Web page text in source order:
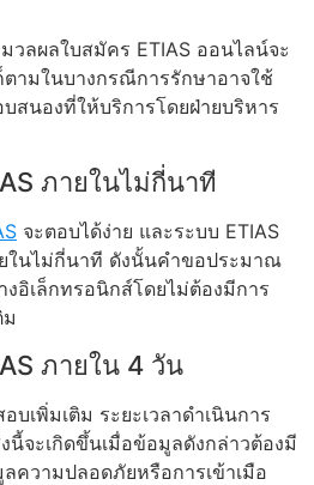
ลผลใบสมัคร ETIAS ออนไลน์จะ
ตามในบางกรณีการรักษาอาจใช้
สนองที่ให้บริการโดยฝ่ายบริหาร
ภายในไม่กี่นาที
จะตอบได้ง่าย และระบบ ETIAS
ในไม่กี่นาที ดังนั้นคำขอประมาณ
อิเล็กทรอนิกส์โดยไม่ต้องมีการ
ภายใน 4 วัน
บเพิ่มเติม ระยะเวลาดำเนินการ
นี้จะเกิดขึ้นเมื่อข้อมูลดังกล่าวต้องมี
ความปลอดภัยหรือการเข้าเมือ